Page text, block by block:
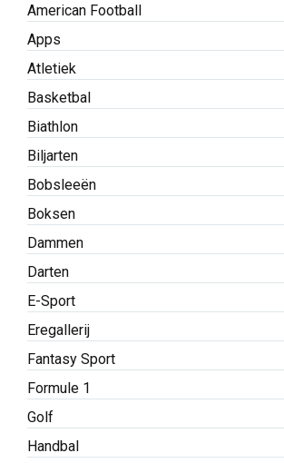
American Football
Apps
Atletiek
Basketbal
Biathlon
Biljarten
Bobsleeën
Boksen
Dammen
Darten
E-Sport
Eregallerij
Fantasy Sport
Formule 1
Golf
Handbal